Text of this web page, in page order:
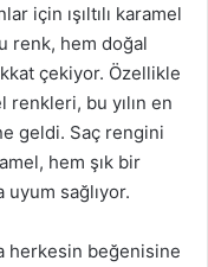
için ışıltılı karamel
renk, hem doğal
çekiyor. Özellikle
renkleri, bu yılın en
geldi. Saç rengini
hem şık bir
sağlıyor.
herkesin beğenisine